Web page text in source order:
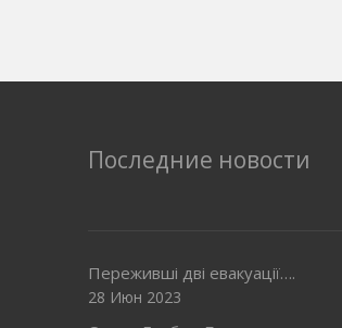
Последние новости
Переживші дві евакуації….
28 Июн 2023